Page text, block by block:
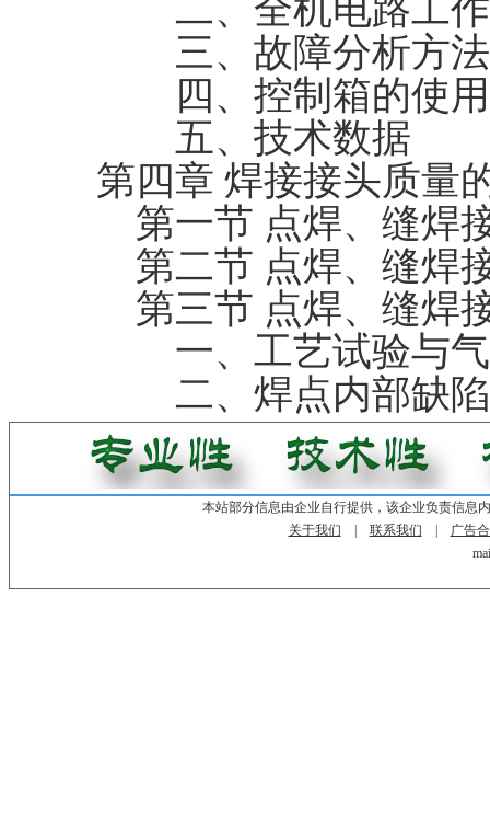
二、全机电路工作
三、故障分析方法
四、控制箱的使用
五、技术数据
第四章 焊接接头质量
第一节 点焊、缝焊
第二节 点焊、缝焊
第三节 点焊、缝焊
一、工艺试验与气
二、焊点内部缺陷
本站部分信息由企业自行提供，该企业负责信息
关于我们
联系我们
广告